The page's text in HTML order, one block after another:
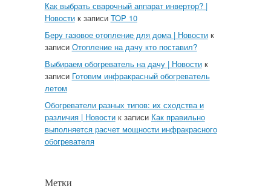
Как выбрать сварочный аппарат инвертор? |
Новостик записи TOP 10
Беру газовое отопление для дома | Новостик
записи Отопление на дачу кто поставил?
Выбираем обогреватель на дачу | Новостик
записи Готовим инфракрасный обогреватель
летом
Обогреватели разных типов: их сходства и
различия | Новостик записи Как правильно
выполняется расчет мощности инфракрасного
обогревателя
Метки